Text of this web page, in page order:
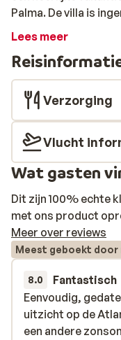
Palma. De villa is
de stijl die zo
omgeving en in de
de auto ben je zo op
prachtige eiland en
genieten van een
barbecue aansteken.
Lees meer
Verzorging
Vlucht
Wat gasten
Dit zijn 100% echte
met ons product
Meer over reviews
Meest geboekt
8.0 Fantastisch
Eenvoudig,
uitzicht op de
een andere
Eenvoudig,
uitzicht op de
een andere